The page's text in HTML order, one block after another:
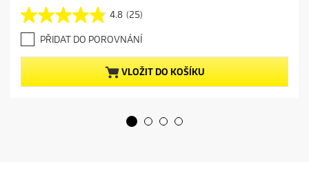
e
n
r
o
d
4.8 (25)
4
.
8
z
5
h
PŘIDAT DO POROVNÁNÍ
VLOŽIT DO KOŠÍKU